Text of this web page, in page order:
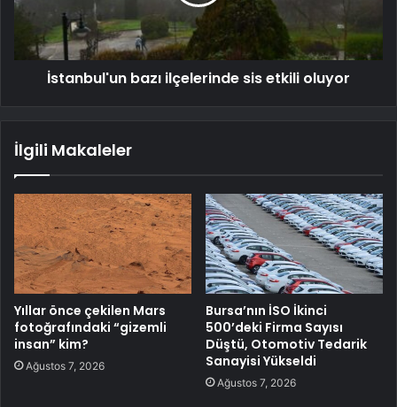
İstanbul'un bazı ilçelerinde sis etkili oluyor
İlgili Makaleler
Yıllar önce çekilen Mars
fotoğrafındaki “gizemli
insan” kim?
Ağustos 7, 2026
Bursa’nın İSO İkinci
500’deki Firma Sayısı
Düştü, Otomotiv Tedarik
Sanayisi Yükseldi
Ağustos 7, 2026